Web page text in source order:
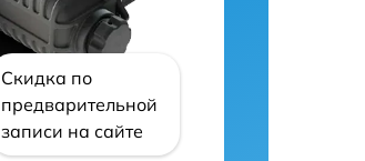
Скидка по
предварительной
записи на сайте